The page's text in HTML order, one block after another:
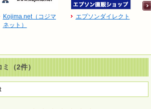
Kojima.net（コジマ
ネット）
エプソンダイレクト
（2件）